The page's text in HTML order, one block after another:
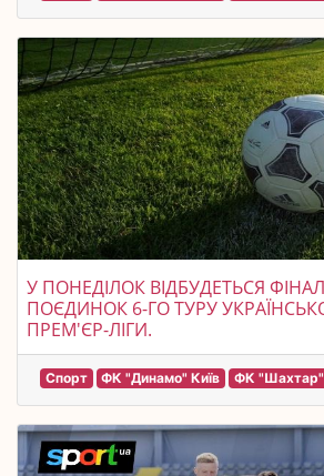
У ПОНЕДІЛОК ВІДБУДЕТЬСЯ
ПОЄДИНОК 6-ГО ТУРУ
ПРЕМ'ЄР-ЛІГИ.
Спорт ФК "Динамо" Київ ФК "Шахтар"